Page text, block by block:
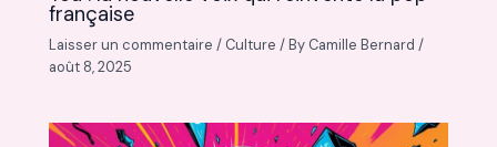
française
Laisser un commentaire / Culture / By Camille Bernard/
août 8, 2025